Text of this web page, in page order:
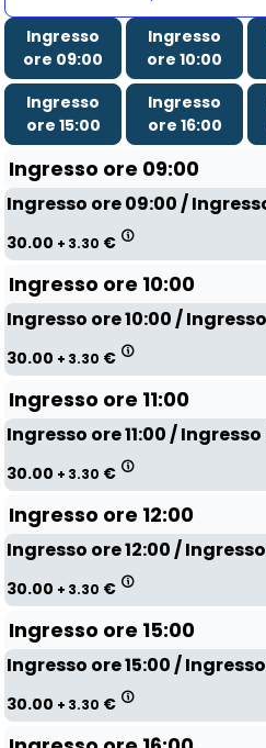
Ingresso
ore 09:00
Ingresso
ore 10:00
Ingresso
ore 15:00
Ingresso
ore 16:00
Ingresso ore 09:00
Ingresso ore 09:00 /
30.00 + 3.30 €
Ingresso ore 10:00
Ingresso ore 10:00 /
30.00 + 3.30 €
Ingresso ore 11:00
Ingresso ore 11:00 /
30.00 + 3.30 €
Ingresso ore 12:00
Ingresso ore 12:00 /
30.00 + 3.30 €
Ingresso ore 15:00
Ingresso ore 15:00 /
30.00 + 3.30 €